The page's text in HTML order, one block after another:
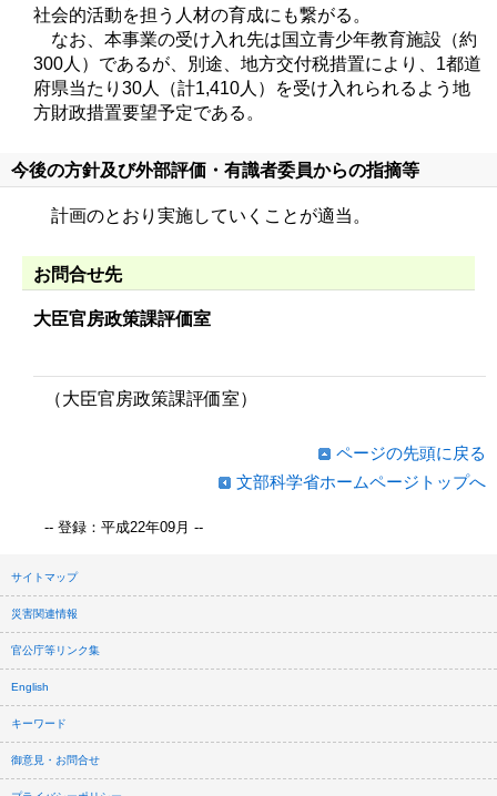
社会的活動を担う人材の育成にも繋がる。
なお、本事業の受け入れ先は国立青少年教育施設（約
300人）であるが、別途、地方交付税措置により、1都道
府県当たり30人（計1,410人）を受け入れられるよう地
方財政措置要望予定である。
今後の方針及び外部評価・有識者委員からの指摘等
計画のとおり実施していくことが適当。
お問合せ先
大臣官房政策課評価室
（大臣官房政策課評価室）
ページの先頭に戻る
文部科学省ホームページトップへ
-- 登録：平成22年09月 --
サイトマップ
災害関連情報
官公庁等リンク集
English
キーワード
御意見・お問合せ